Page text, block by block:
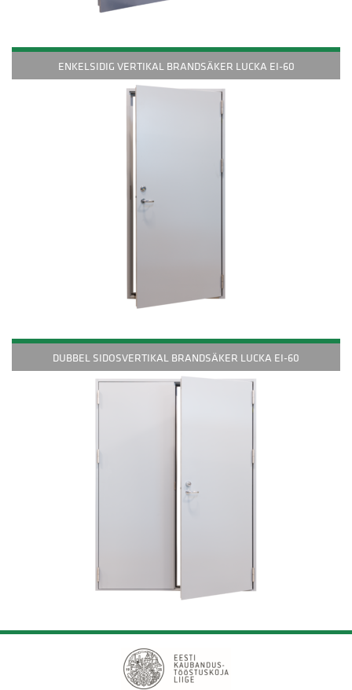
ENKELSIDIG VERTIKAL BRANDSÄKER LUCKA EI-60
DUBBEL SIDOSVERTIKAL BRANDSÄKER LUCKA EI-60